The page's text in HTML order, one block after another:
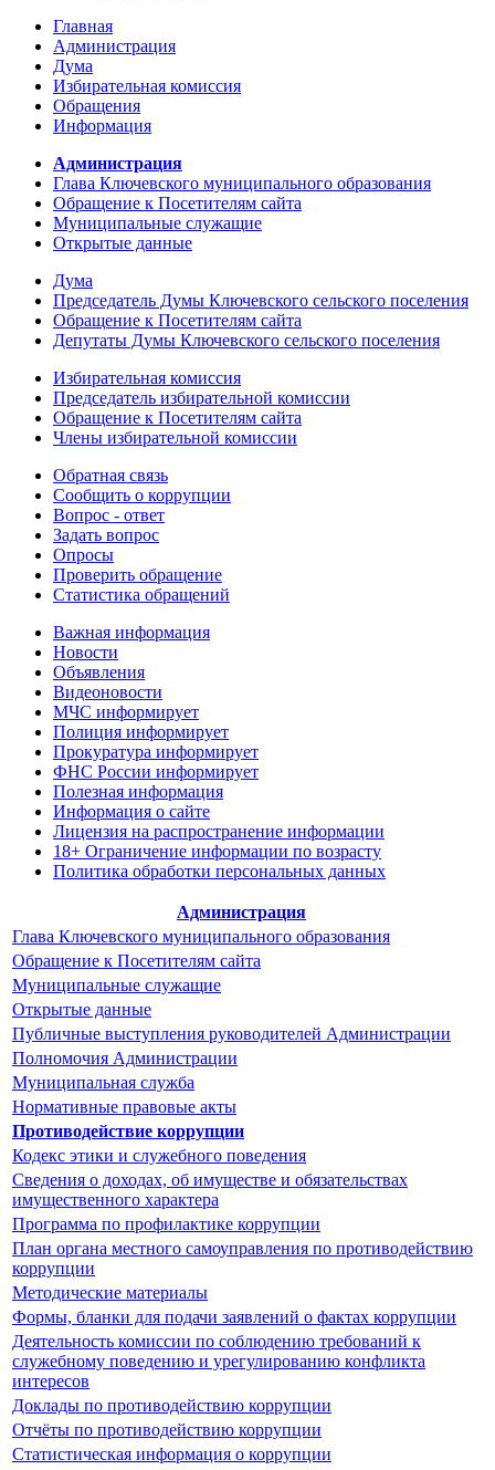
Главная
Администрация
Дума
Избирательная комиссия
Обращения
Информация
Администрация
Глава Ключевского муниципального образования
Обращение к Посетителям сайта
Муниципальные служащие
Открытые данные
Дума
Председатель Думы Ключевского сельского поселения
Обращение к Посетителям сайта
Депутаты Думы Ключевского сельского поселения
Избирательная комиссия
Председатель избирательной комиссии
Обращение к Посетителям сайта
Члены избирательной комиссии
Обратная связь
Сообщить о коррупции
Вопрос - ответ
Задать вопрос
Опросы
Проверить обращение
Статистика обращений
Важная информация
Новости
Объявления
Видеоновости
МЧС информирует
Полиция информирует
Прокуратура информирует
ФНС России информирует
Полезная информация
Информация о сайте
Лицензия на распространение информации
18+ Ограничение информации по возрасту
Политика обработки персональных данных
Администрация
Глава Ключевского муниципального образования
Обращение к Посетителям сайта
Муниципальные служащие
Открытые данные
Публичные выступления руководителей Администрации
Полномочия Администрации
Муниципальная служба
Нормативные правовые акты
Противодействие коррупции
Кодекс этики и служебного поведения
Сведения о доходах, об имуществе и обязательствах
имущественного характера
Программа по профилактике коррупции
План органа местного самоуправления по противодействию
коррупции
Методические материалы
Формы, бланки для подачи заявлений о фактах коррупции
Деятельность комиссии по соблюдению требований к
служебному поведению и урегулированию конфликта
интересов
Доклады по противодействию коррупции
Отчёты по противодействию коррупции
Статистическая информация о коррупции